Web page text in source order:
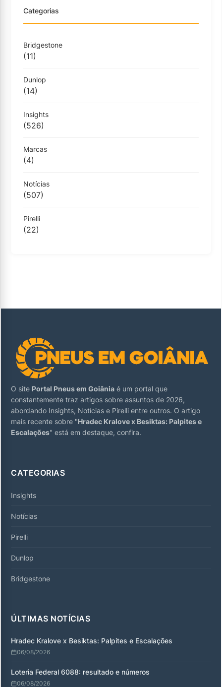
Categorias
Bridgestone
(11)
Dunlop
(14)
Insights
(526)
Marcas
(4)
Notícias
(507)
Pirelli
(22)
O site Portal Pneus em Goiânia é um portal que
constantemente traz artigos sobre assuntos de 2026,
abordando Insights, Notícias e Pirelli entre outros. O artigo
mais recente sobre "Hradec Kralove x Besiktas: Palpites e
Escalações" está em destaque, confira.
CATEGORIAS
Insights
Notícias
Pirelli
Dunlop
Bridgestone
ÚLTIMAS NOTÍCIAS
Hradec Kralove x Besiktas: Palpites e Escalações
06/08/2026
Loteria Federal 6088: resultado e números
06/08/2026